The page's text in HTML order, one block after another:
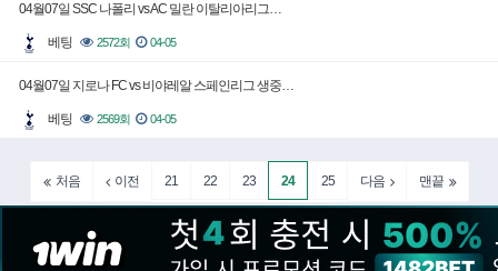
04월07일 SSC 나폴리 vs AC 밀란 이탈리아리그…
베팅 2572회 04-05
04월07일 지로나 FC vs 비야레알 스페인리그 생중…
베팅 2569회 04-05
처음 이전 21 22 23 24 25 다음 맨끝